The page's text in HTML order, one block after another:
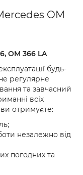
OM
OM 366 LA
будь-
регулярне
та завчасний
всіх
отримуєте:
незалежно від
погодних та